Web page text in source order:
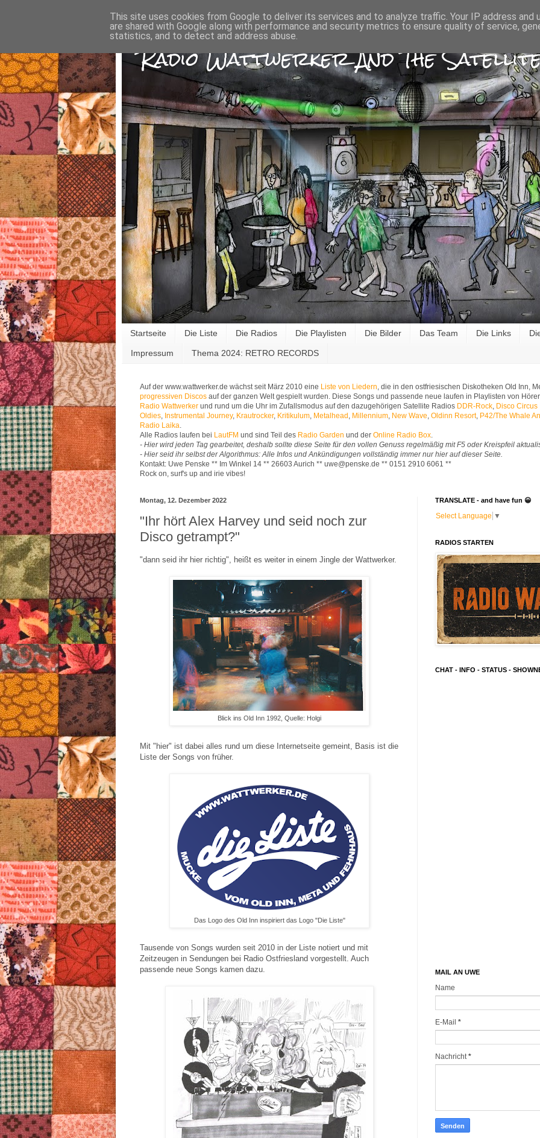
Radio Wattwerker And The
Startseite Die Liste Die Radios Die Playlisten Die Bilder Das Team Die Links
Impressum Thema 2024: RETRO RECORDS
Auf der www.wattwerker.de wächst seit März 2010 eine Liste von Liedern , die in den ostfriesischen Diskotheken Old Inn,
progressiven Discos auf der ganzen Welt gespielt wurden. Diese Songs und passende neue laufen in Playlisten von
Radio Wattwerker und rund um die Uhr im Zufallsmodus auf den dazugehörigen Satellite Radios DDR-Rock Disco Circus
Oldies Instrumental Journey, Krautrocker, Kritikulum Metalhead Millennium New Wave Oldinn Resort, P42/The Whale
Radio Laika
Alle Radios laufen bei LautFM und sind Teil des Radio Garden und der Online Radio Box
- Hier wird jeden Tag gearbeitet, deshalb sollte diese Seite für den vollen Genuss regelmäßig mit F5 oder Kreispfeil
- Hier seid ihr selbst der Algorithmus: Alle Infos und Ankündigungen vollständig immer nur hier auf dieser Seite.
Kontakt: Uwe Penske ** Im Winkel 14 ** 26603 Aurich ** uwe@penske.de ** 0151 2910 6061 **
Rock on, surf's up and irie vibes!
Montag, 12. Dezember 2022
"Ihr hört Alex Harvey und seid noch zur
Disco getrampt?"
"dann seid ihr hier richtig", heißt es weiter in einem Jingle der Wattwerker.
Blick ins Old Inn 1992, Quelle: Holgi
Mit "hier" ist dabei alles rund um diese Internetseite gemeint, Basis ist die
Liste der Songs von früher.
Das Logo des Old Inn inspiriert das Logo "Die Liste"
Tausende von Songs wurden seit 2010 in der Liste notiert und mit
Zeitzeugen in Sendungen bei Radio Ostfriesland vorgestellt. Auch
passende neue Songs kamen dazu.
TRANSLATE - and have fun 😀
Select Language ▼
RADIOS STARTEN
CHAT - INFO - STATUS -
MAIL AN UWE
Name
E-Mail *
Nachricht*
This site uses cookies from Google to deliver its services and to analyze traffic. Your IP address and
are shared with Google along with performance and security metrics to ensure quality of service,
statistics, and to detect and address abuse.